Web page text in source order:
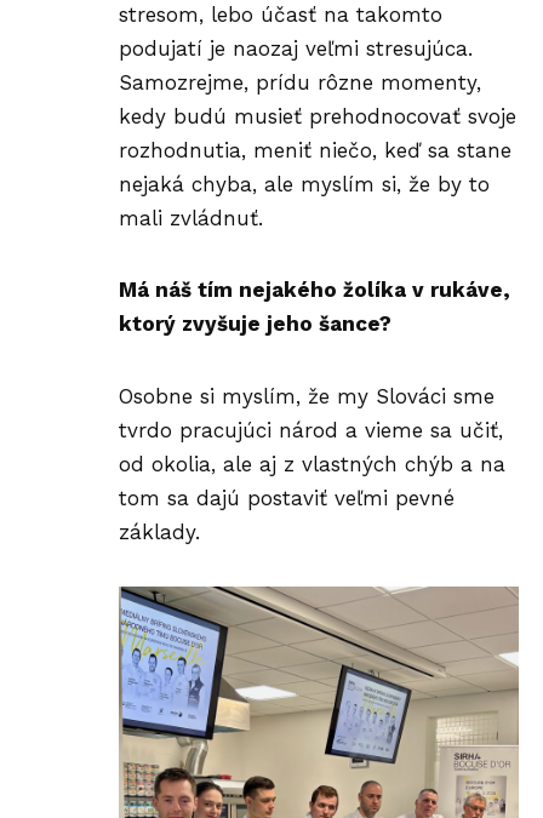
stresom, lebo účasť na takomto
podujatí je naozaj veľmi stresujúca.
Samozrejme, prídu rôzne momenty,
kedy budú musieť prehodnocovať svoje
rozhodnutia, meniť niečo, keď sa stane
nejaká chyba, ale myslím si, že by to
mali zvládnuť.
Má náš tím nejakého žolíka v rukáve,
ktorý zvyšuje jeho šance?
Osobne si myslím, že my Slováci sme
tvrdo pracujúci národ a vieme sa učiť,
od okolia, ale aj z vlastných chýb a na
tom sa dajú postaviť veľmi pevné
základy.